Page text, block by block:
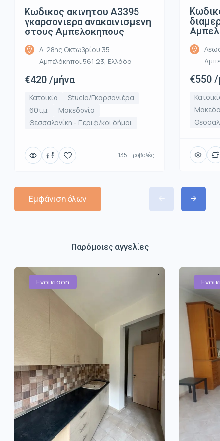
Κωδικος ακινητου Α3395
γκαρσονιερα ανακαινισμενη
στους Αμπελοκηπους
Λ. 28ης Οκτωβρίου 35,
Αμπελόκηποι 561 23, Ελλάδα
€420 /μήνα
Κατοικία
Studio/Γκαρσονιέρα
60τ.μ.
Μακεδονία
Θεσσαλονίκη - Περιφ/κοί δήμοι
135 Προβολές
€550
Εμφάνιση όλων
Παρόμοιες αγγελίες
Ενοικίαση